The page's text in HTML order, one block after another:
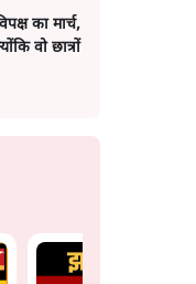
का मार्च,
वो छात्रों